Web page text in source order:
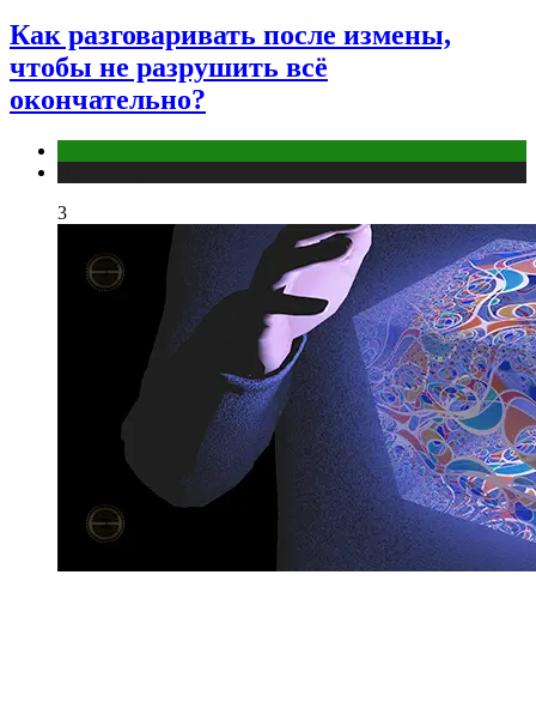
Как разговаривать после измены,
чтобы не разрушить всё
окончательно?
3